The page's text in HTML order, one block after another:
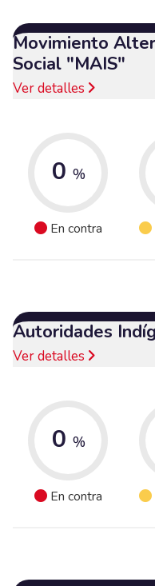
Movimiento
Social "MAIS"
Ver detalles
0 %
En contra
Autoridades
Ver detalles
0 %
En contra